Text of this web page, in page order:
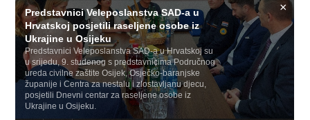
Predstavnici Veleposlanstva SAD-a u
Hrvatskoj posjetili raseljene osobe iz
Ukrajine u Osijeku
Predstavnici Veleposlanstva SAD-a u Hrvatskoj su
u srijedu, 9. studenog s predstavnicima Područnog
ureda civilne zaštite Osijek, Osječko-baranjske
županije i Centra za nestalu i zlostavljanu djecu,
posjetili Dnevni centar za raseljene osobe iz
Ukrajine u Osijeku.
×